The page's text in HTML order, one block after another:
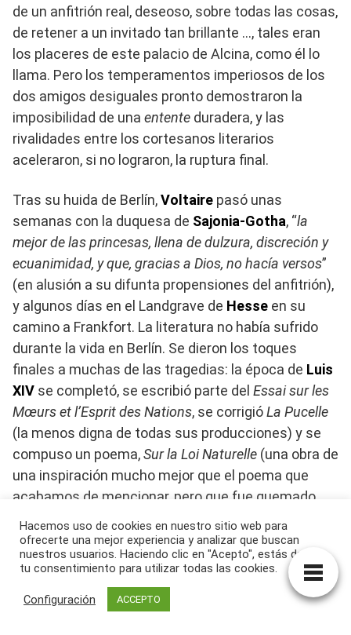
de un anfitrión real, deseoso, sobre todas las cosas,
de retener a un invitado tan brillante …, tales eran
los placeres de este palacio de Alcina, como él lo
llama. Pero los temperamentos imperiosos de los
dos amigos desiguales pronto demostraron la
imposibilidad de una entente duradera, y las
rivalidades entre los cortesanos literarios
aceleraron, si no lograron, la ruptura final.
Tras su huida de Berlín,Voltaire pasó unas
semanas con la duquesa de Sajonia-Gotha, “la
mejor de las princesas, llena de dulzura, discreción y
ecuanimidad, y que, gracias a Dios, no hacía versos”
(en alusión a su difunta propensiones del anfitrión),
y algunos días en el Landgrave de Hesse en su
camino a Frankfort. La literatura no había sufrido
durante la vida en Berlín. Se dieron los toques
finales a muchas de las tragedias: la época de Luis
XIV se completó, se escribió parte del Essai sur les
Mœurs et l’Esprit des Nations, se corrigióLa Pucelle
(la menos digna de todas sus producciones) y se
compuso un poema,Sur la Loi Naturelle (una obra de
una inspiración mucho mejor que el poema que
acabamos de mencionar, pero que fue quemado
públicamente en París por el celo mal dirigido de los
fanáticos). En un poema posterior sobre la
destrucción de Lisboa, así como en el romance de
hipocresías y travesuras del credo del Optimismo
Hacemos uso de cookies en nuestro sitio web para
ofrecerte una mejor experiencia y analizar que buscan
nuestros usuarios. Haciendo clic en "Acepto", estás dando
tu consentimiento para utilizar todas las cookies.
Configuración ACCEPTO